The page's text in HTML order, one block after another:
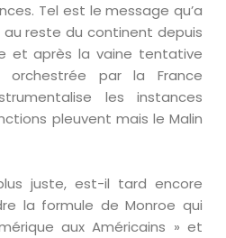
Tel est le message qu’a
reste du continent depuis
et après la vaine tentative
orchestrée par la France
les instances
pleuvent mais le Malin
juste, est-il tard encore
la formule de Monroe qui
aux Américains » et